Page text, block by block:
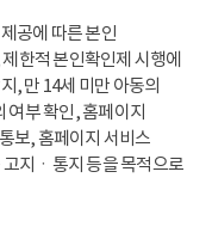
공에 따른 본인
한적 본인확인제 시행에
, 만 14세 미만 아동의
여부 확인, 홈페이지
보, 홈페이지 서비스
지ㆍ통지 등을 목적으로